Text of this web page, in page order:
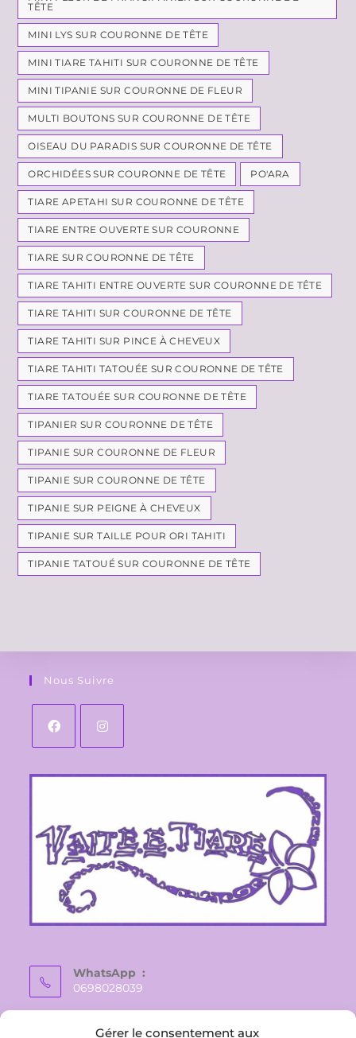
Gérer le consentement aux
TÊTE
MINI LYS SUR COURONNE DE TÊTE
MINI TIARE TAHITI SUR COURONNE DE TÊTE
MINI TIPANIE SUR COURONNE DE FLEUR
MULTI BOUTONS SUR COURONNE DE TÊTE
OISEAU DU PARADIS SUR COURONNE DE TÊTE
ORCHIDÉES SUR COURONNE DE TÊTE PO'ARA
TIARE APETAHI SUR COURONNE DE TÊTE
TIARE ENTRE OUVERTE SUR COURONNE
TIARE SUR COURONNE DE TÊTE
TIARE TAHITI ENTRE OUVERTE SUR COURONNE DE TÊTE
TIARE TAHITI SUR COURONNE DE TÊTE
TIARE TAHITI SUR PINCE À CHEVEUX
TIARE TAHITI TATOUÉE SUR COURONNE DE TÊTE
TIARE TATOUÉE SUR COURONNE DE TÊTE
TIPANIER SUR COURONNE DE TÊTE
TIPANIE SUR COURONNE DE FLEUR
TIPANIE SUR COURONNE DE TÊTE
TIPANIE SUR PEIGNE À CHEVEUX
TIPANIE SUR TAILLE POUR ORI TAHITI
TIPANIE TATOUÉ SUR COURONNE DE TÊTE
Nous Suivre
WhatsApp :
0698028039